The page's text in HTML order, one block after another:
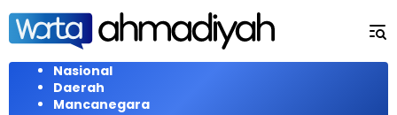
Langsung
konten
Nasional
Daerah
Mancanegara